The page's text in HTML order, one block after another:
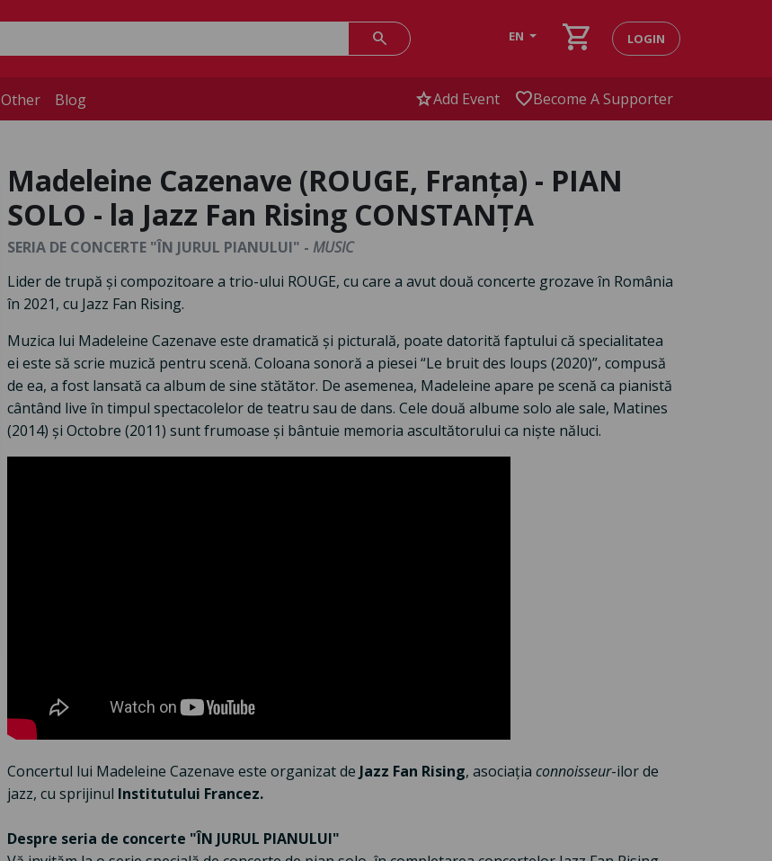
search EN shopping_cart LOGIN
Other Blog starAdd Event favoriteBecome A Supporter
Madeleine Cazenave (ROUGE, Franța) - PIAN
SOLO - la Jazz Fan Rising CONSTANȚA
SERIA DE CONCERTE "ÎN JURUL PIANULUI" - MUSIC
Lider de trupă și compozitoare a trio-ului ROUGE, cu care a avut două concerte grozave în România
în 2021, cu Jazz Fan Rising.
Muzica lui Madeleine Cazenave este dramatică și picturală, poate datorită faptului că specialitatea
ei este să scrie muzică pentru scenă. Coloana sonoră a piesei “Le bruit des loups (2020)”, compusă
de ea, a fost lansată ca album de sine stătător. De asemenea, Madeleine apare pe scenă ca pianistă
cântând live în timpul spectacolelor de teatru sau de dans. Cele două albume solo ale sale, Matines
(2014) și Octobre (2011) sunt frumoase și bântuie memoria ascultătorului ca niște năluci.
Concertul lui Madeleine Cazenave este organizat de Jazz Fan Rising, asociația connoisseur-ilor de
jazz, cu sprijinul Institutului Francez.
Despre seria de concerte "ÎN JURUL PIANULUI"